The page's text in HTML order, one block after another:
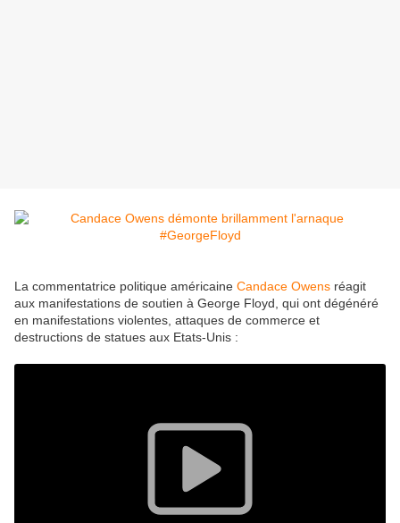
La commentatrice politique américaine Candace Owens réagit
aux manifestations de soutien à George Floyd, qui ont dégénéré
en manifestations violentes, attaques de commerce et
destructions de statues aux Etats-Unis :